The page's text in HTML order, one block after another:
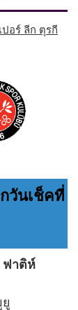
อร์ ลีก ตุรกี
วันเช็คที่
ฟาติห์